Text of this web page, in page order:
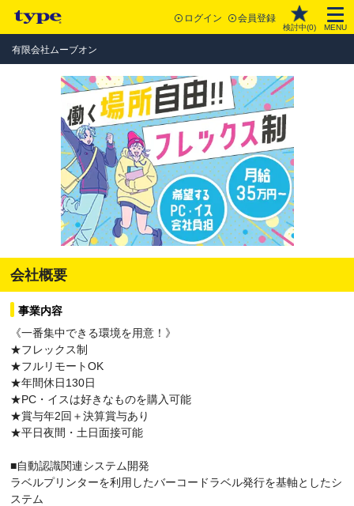
ログイン 会員登録
検討中(0) MENU
有限会社ムーブオン
会社概要
事業内容
《一番集中できる環境を用意！》
★フレックス制
★フルリモートOK
★年間休日130日
★PC・イスは好きなものを購入可能
★賞与年2回＋決算賞与あり
★平日夜間・土日面接可能
■自動認識関連システム開発
ラベルプリンターを利用したバーコードラベル発行を基軸としたシ
ステム